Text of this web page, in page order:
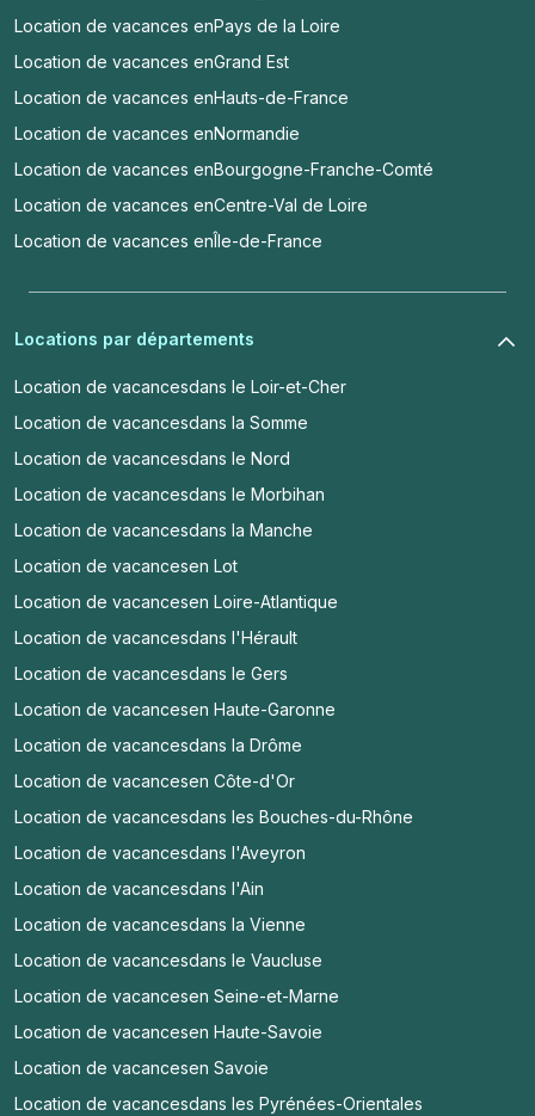
Location de vacances enPays de la Loire
Location de vacances enGrand Est
Location de vacances enHauts-de-France
Location de vacances enNormandie
Location de vacances enBourgogne-Franche-Comté
Location de vacances enCentre-Val de Loire
Location de vacances enÎle-de-France
Locations par départements
Location de vacancesdans le Loir-et-Cher
Location de vacancesdans la Somme
Location de vacancesdans le Nord
Location de vacancesdans le Morbihan
Location de vacancesdans la Manche
Location de vacancesen Lot
Location de vacancesen Loire-Atlantique
Location de vacancesdans l'Hérault
Location de vacancesdans le Gers
Location de vacancesen Haute-Garonne
Location de vacancesdans la Drôme
Location de vacancesen Côte-d'Or
Location de vacancesdans les Bouches-du-Rhône
Location de vacancesdans l'Aveyron
Location de vacancesdans l'Ain
Location de vacancesdans la Vienne
Location de vacancesdans le Vaucluse
Location de vacancesen Seine-et-Marne
Location de vacancesen Haute-Savoie
Location de vacancesen Savoie
Location de vacancesdans les Pyrénées-Orientales